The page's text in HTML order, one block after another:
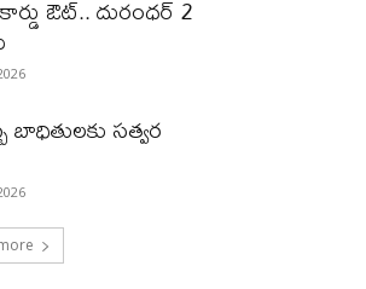
ఔట్‌.. దురంధ‌ర్ 2
బాధితులకు సత్వర